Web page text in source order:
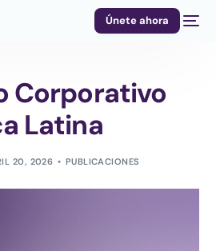
Únete ahora
Corporativo
Latina
20, 2026 PUBLICACIONES